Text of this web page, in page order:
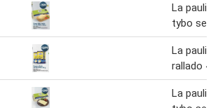
La
tybo
La
rallado
La